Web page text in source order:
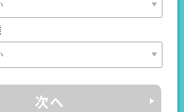
次へ